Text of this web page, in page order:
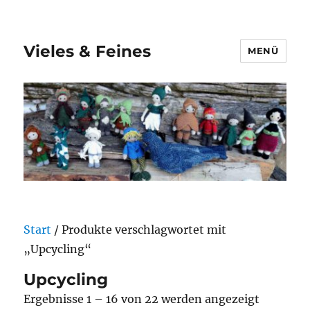
Vieles & Feines MENÜ
Start / Produkte verschlagwortet mit
„Upcycling“
Upcycling
Ergebnisse 1 – 16 von 22 werden angezeigt